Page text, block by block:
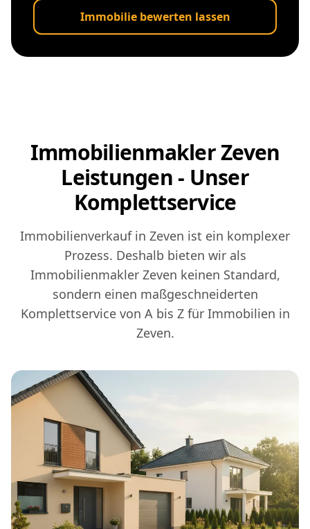
Immobilie bewerten lassen
Immobilienmakler Zeven
Leistungen - Unser
Komplettservice
Immobilienverkauf in Zeven ist ein komplexer
Prozess. Deshalb bieten wir als
Immobilienmakler Zeven keinen Standard,
sondern einen maßgeschneiderten
Komplettservice von A bis Z für Immobilien in
Zeven.